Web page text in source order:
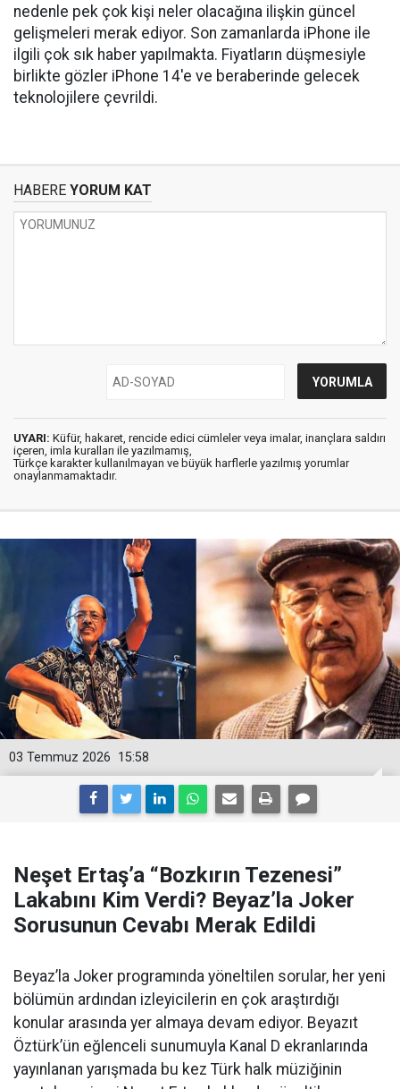
nedenle pek çok kişi neler olacağına ilişkin güncel
gelişmeleri merak ediyor. Son zamanlarda iPhone ile
ilgili çok sık haber yapılmakta. Fiyatların düşmesiyle
birlikte gözler iPhone 14'e ve beraberinde gelecek
teknolojilere çevrildi.
HABERE YORUM KAT
UYARI: Küfür, hakaret, rencide edici cümleler veya imalar, inançlara saldırı
içeren, imla kuralları ile yazılmamış,
Türkçe karakter kullanılmayan ve büyük harflerle yazılmış yorumlar
onaylanmamaktadır.
15:58
03 Temmuz 2026
Neşet Ertaş’a “Bozkırın Tezenesi”
Lakabını Kim Verdi? Beyaz’la Joker
Sorusunun Cevabı Merak Edildi
Beyaz’la Joker programında yöneltilen sorular, her yeni
bölümün ardından izleyicilerin en çok araştırdığı
konular arasında yer almaya devam ediyor. Beyazıt
Öztürk’ün eğlenceli sunumuyla Kanal D ekranlarında
yayınlanan yarışmada bu kez Türk halk müziğinin